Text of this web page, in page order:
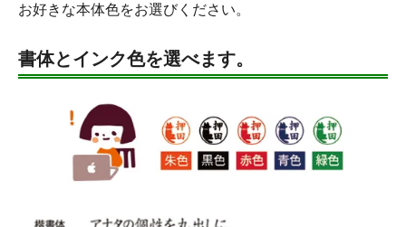
お好きな本体色をお選びください。
書体とインク色を選べます。